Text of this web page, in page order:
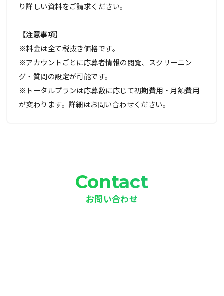
り詳しい資料をご請求ください。
【注意事項】
※料金は全て税抜き価格です。
※アカウントごとに応募者情報の閲覧、スクリーニン
グ・質問の設定が可能です。
※トータルプランは応募数に応じて初期費用・月額費用
が変わります。詳細はお問い合わせください。
Contact
お問い合わせ